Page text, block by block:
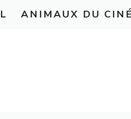
ANIMAUX DU